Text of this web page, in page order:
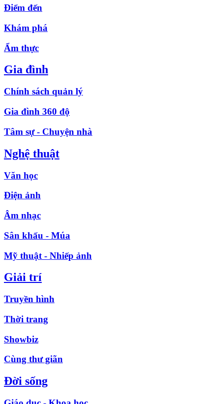
Điểm đến
Khám phá
Ẩm thực
Gia đình
Chính sách quản lý
Gia đình 360 độ
Tâm sự - Chuyện nhà
Nghệ thuật
Văn học
Điện ảnh
Âm nhạc
Sân khấu - Múa
Mỹ thuật - Nhiếp ảnh
Giải trí
Truyền hình
Thời trang
Showbiz
Cùng thư giãn
Đời sống